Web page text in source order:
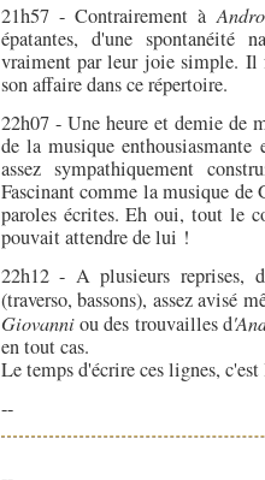
21h57 - Contrairement à
épatantes, d'une spontanéité
vraiment par leur joie simple. Il
son affaire dans ce répertoire.
22h07 - Une heure et demie de
de la musique
assez sympathiquement
Fascinant comme la musique
paroles écrites. Eh oui, tout le
pouvait attendre de lui !
22h12 - A plusieurs reprises,
(traverso, bassons), assez avisé
Giovanniou des trouvailles d
en tout cas.
Le temps d'écrire ces lignes,
--